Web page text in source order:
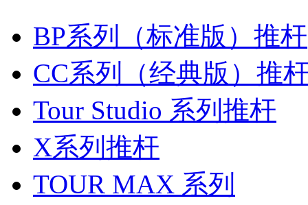
BP系列（标准版）推杆
CC系列（经典版）推
Tour Studio 系列推杆
X系列推杆
TOUR MAX 系列